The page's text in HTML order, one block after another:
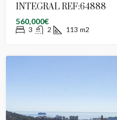
INTEGRAL REF:64888
560,000€
3 2 113 m2